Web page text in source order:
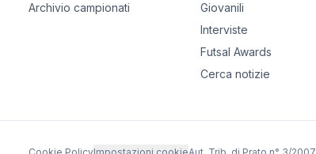
Archivio campionati
Giovanili
Interviste
Futsal Awards
Cerca notizie